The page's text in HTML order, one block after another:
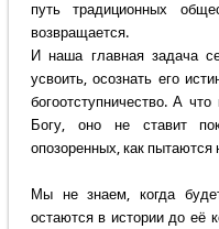
путь традиционных
возвращается.
И наша главная задача
усвоить, осознать его
богоотступничество. А
Богу, оно не ставит
опозоренных, как
Мы не знаем, когда
остаются в истории до её